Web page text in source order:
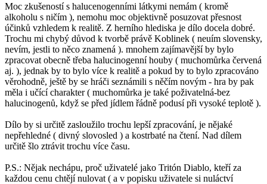
Moc zkušeností s halucenogenními látkymi nemám ( kromě
alkoholu s ničím ), nemohu moc objektivně posuzovat přesnost
účinků vzhledem k realitě. Z herního hlediska je dílo docela dobré.
Trochu mi chybý důvod k tvorbě právě Koblinek ( neuím slovensky,
nevím, jestli to něco znamená ). mnohem zajímavější by bylo
zpracovat obecně třeba halucinogenní houby ( muchomůrka červená
aj. ), jednak by to bylo více k realitě a pokud by to bylo zpracováno
věrohodně, ještě by se hráči seznámili s něčím novým - hra by pak
měla i učící charakter ( muchomůrka je také poživatelná-bez
halucinogenů, když se před jídlem řádně podusí při vysoké teplotě ).
Dílo by si určitě zasloužilo trochu lepší zpracování, je nějaké
nepřehledné ( divný slovosled ) a kostrbaté na čtení. Nad dílem
určitě šlo ztrávit trochu více času.
P.S.: Nějak nechápu, proč uživatelé jako Tritón Diablo, kteří za
každou cenu chtějí nulovat ( a v popisku uživatele si nuláctví